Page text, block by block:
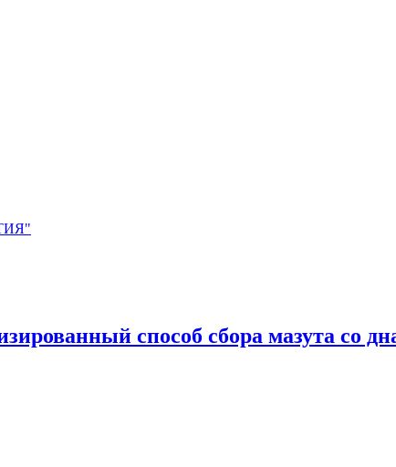
способ сбора мазута со